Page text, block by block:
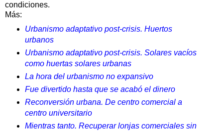
condiciones.
Más:
Urbanismo adaptativo post-crisis. Huertos
urbanos
Urbanismo adaptativo post-crisis. Solares vacíos
como huertas solares urbanas
La hora del urbanismo no expansivo
Fue divertido hasta que se acabó el dinero
Reconversión urbana. De centro comercial a
centro universitario
Mientras tanto. Recuperar lonjas comerciales sin